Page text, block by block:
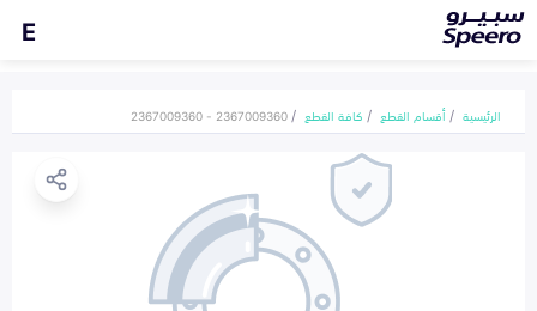
E
الرئيسية أقسام القطع كافة القطع 2367009360 - 2367009360